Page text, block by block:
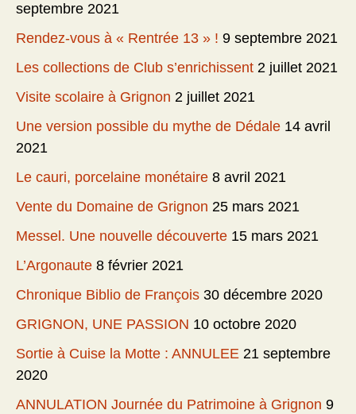
septembre 2021
Rendez-vous à « Rentrée 13 » ! 9 septembre 2021
Les collections de Club s’enrichissent 2 juillet 2021
Visite scolaire à Grignon 2 juillet 2021
Une version possible du mythe de Dédale 14 avril
2021
Le cauri, porcelaine monétaire 8 avril 2021
Vente du Domaine de Grignon 25 mars 2021
Messel. Une nouvelle découverte 15 mars 2021
L’Argonaute 8 février 2021
Chronique Biblio de François 30 décembre 2020
GRIGNON, UNE PASSION 10 octobre 2020
Sortie à Cuise la Motte : ANNULEE 21 septembre
2020
ANNULATION Journée du Patrimoine à Grignon 9